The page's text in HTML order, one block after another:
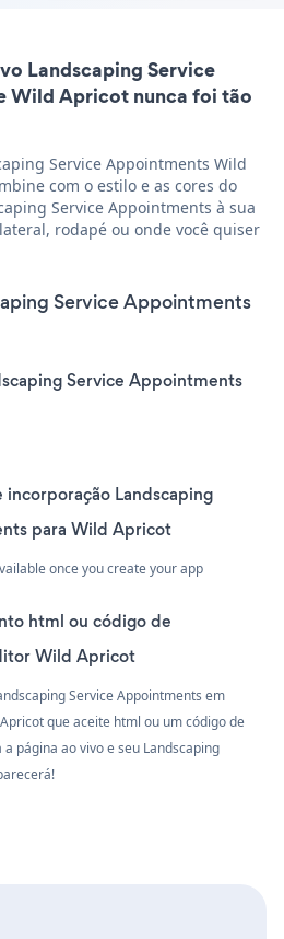
Landscaping Service
Wild Apricot nunca foi tão
Service Appointments Wild
com o estilo e as cores do
Service Appointments à sua
rodapé ou onde você quiser
Service Appointments
Service Appointments
Landscaping
para Wild Apricot
once you create your app
html ou código de
Wild Apricot
Service Appointments em
que aceite html ou um código de
página ao vivo e seu Landscaping